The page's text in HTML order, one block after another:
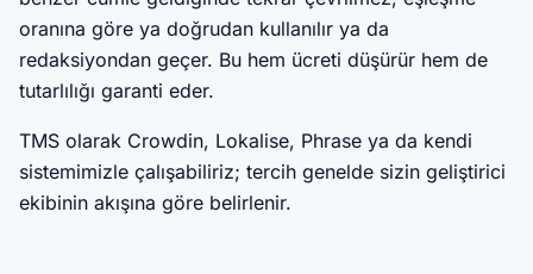
oranına göre ya doğrudan kullanılır ya da
redaksiyondan geçer. Bu hem ücreti düşürür hem de
tutarlılığı garanti eder.
TMS olarak Crowdin, Lokalise, Phrase ya da kendi
sistemimizle çalışabiliriz; tercih genelde sizin geliştirici
ekibinin akışına göre belirlenir.